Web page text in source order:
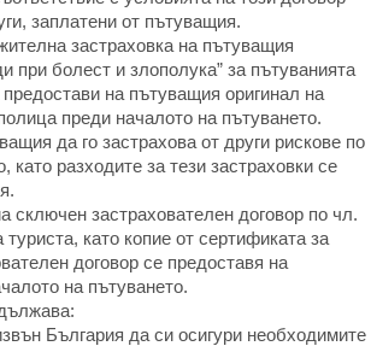
заплатени от пътуващия.
застраховка на пътуващия
при болест и злополука” за пътуванията
на пътуващия оригинал на
преди началото на пътуването.
да го застрахова от други рискове по
като разходите за тези застраховки се
сключен застрахователен договор по чл.
като копие от сертификата за
договор се предоставя на
на пътуването.
България да си осигури необходимите